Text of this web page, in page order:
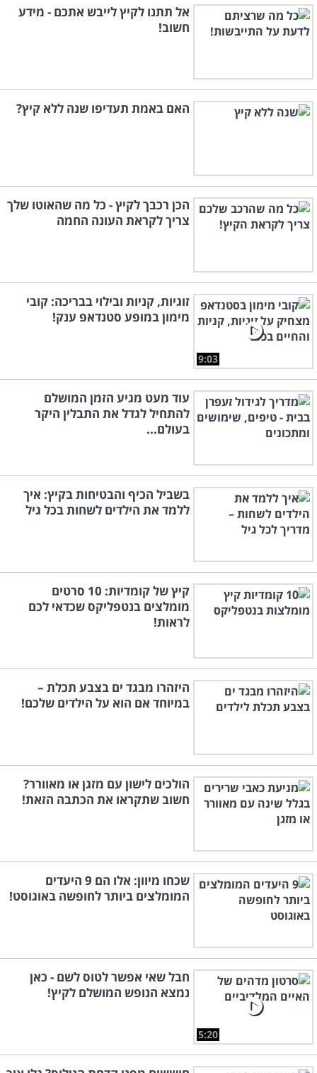
אל תתנו לקיץ לייבש אתכם - מידע
חשוב!
האם באמת תעדיפו שנה ללא קיץ?
הכן רכבך לקיץ - כל מה שהאוטו שלך
צריך לקראת העונה החמה
9:03
זוגיות, קניות ובילוי בבריכה: קובי
מימון במופע סטנדאפ ענק!
עוד מעט מגיע הזמן המושלם
להתחיל לגדל את התבלין היקר
בעולם...
בשביל הכיף והבטיחות בקיץ: איך
ללמד את הילדים לשחות בכל גיל
קיץ של קומדיות: 10 סרטים
מומלצים בנטפליקס שכדאי לכם
לראות!
היזהרו מבגד ים בצבע תכלת –
במיוחד אם הוא על הילדים שלכם!
הולכים לישון עם מזגן או מאוורר?
חשוב שתקראו את הכתבה הזאת!
שכחו מיוון: אלו הם 9 היעדים
המומלצים ביותר לחופשה באוגוסט!
5:20
חבל שאי אפשר לטוס לשם - כאן
נמצא הנופש המושלם לקיץ!